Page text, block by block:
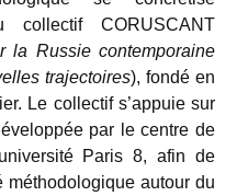
CORUSCANT
la Russie contemporaine
trajectoires), fondé en
Le collectif s’appuie sur
par le centre de
Paris 8, afin de
méthodologique autour du